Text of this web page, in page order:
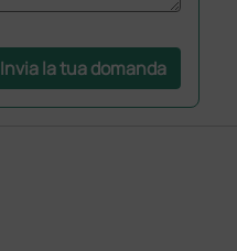
Invia la tua domanda